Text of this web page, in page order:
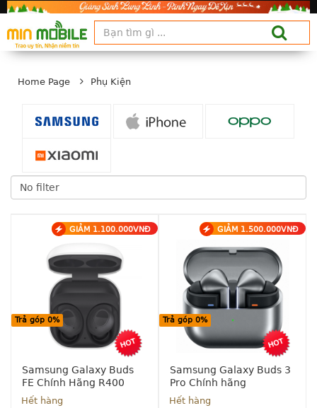
Home Page Phụ Kiện
Samsung Galaxy Buds
FE Chính Hãng R400
Hết hàng
Trả góp 0%
GIẢM 1.100.000VNĐ
Samsung Galaxy Buds 3
Pro Chính hãng
Hết hàng
Trả góp 0%
GIẢM 1.500.000VNĐ